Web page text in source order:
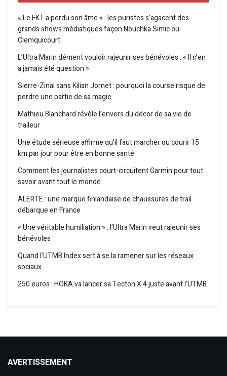
« Le FKT a perdu son âme » : les puristes s’agacent des
grands shows médiatiques façon Nouchka Simic ou
Clemquicourt
L’Ultra Marin dément vouloir rajeunir ses bénévoles : « Il n’en
a jamais été question »
Sierre-Zinal sans Kilian Jornet : pourquoi la course risque de
perdre une partie de sa magie
Mathieu Blanchard révèle l’envers du décor de sa vie de
traileur
Une étude sérieuse affirme qu’il faut marcher ou courir 15
km par jour pour être en bonne santé
Comment les journalistes court-circuitent Garmin pour tout
savoir avant tout le monde
ALERTE : une marque finlandaise de chaussures de trail
débarque en France
« Une véritable humiliation » : l’Ultra Marin veut rajeunir ses
bénévoles
Quand l’UTMB Index sert à se la ramener sur les réseaux
sociaux
250 euros : HOKA va lancer sa Tecton X 4 juste avant l’UTMB
AVERTISSEMENT